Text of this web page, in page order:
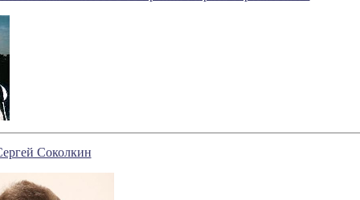
Соколкин